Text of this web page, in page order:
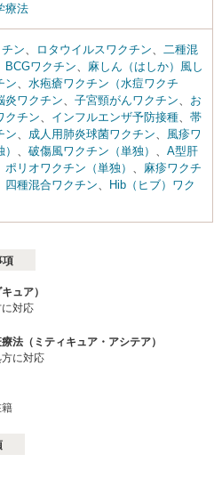
療法
ン ロタウイルスワクチン
二種混
BCGワクチン
麻しん（はしか）風し
ン
水疱瘡ワクチン（水痘ワクチ
炎ワクチン 子宮頸がんワクチン
お
クチン
インフルエンザ予防接種
帯
ン
成人用肺炎球菌ワクチン
風疹ワ
破傷風ワクチン（単独）
A型肝
ポリオワクチン（単独）
麻疹ワクチ
四種混合ワクチン
Hib（ヒブ）ワク
項
ュア）
対応
法（ミティキュア・アシテア）
に対応